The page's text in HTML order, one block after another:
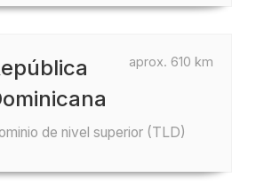
aprox. 610 km
de nivel superior (TLD)